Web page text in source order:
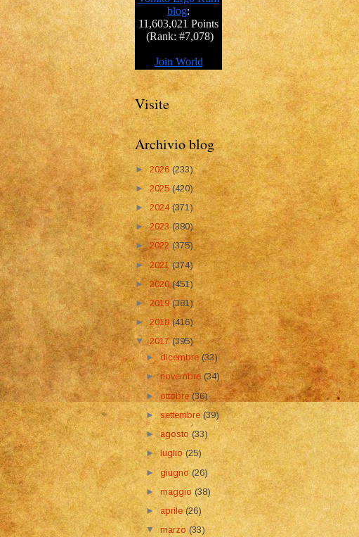
Visite
Archivio blog
► 2026(233)
►2025(420)
►2024 (371)
►2023(380)
►2022 (375)
►2021(374)
►2020(451)
►2019(381)
►2018(416)
▼2017(395)
►dicembre(33)
►novembre(34)
►ottobre(36)
►settembre(39)
►agosto(33)
►luglio(25)
►giugno(26)
►maggio(38)
► aprile(26)
▼marzo(33)